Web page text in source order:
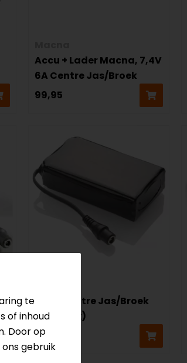
Accu + Lader Macna, 7,4V
6A Centre Jas/Broek
99,95
Accu Centre Jas/Broek
12V 6A (1x)
109,95
te
of inhoud
Door op
gebruik